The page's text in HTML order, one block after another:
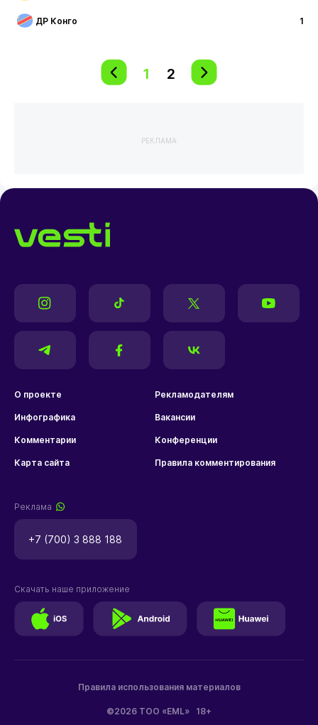
ДР Конго 1
1 2
РЕКЛАМА
О проекте Рекламодателям
Инфографика Вакансии
Комментарии Конференции
Карта сайта Правила комментирования
Реклама
+7 (700) 3 888 188
©2026 ТОО «EML» 18+
Правила использования материалов
Скачать наше приложение